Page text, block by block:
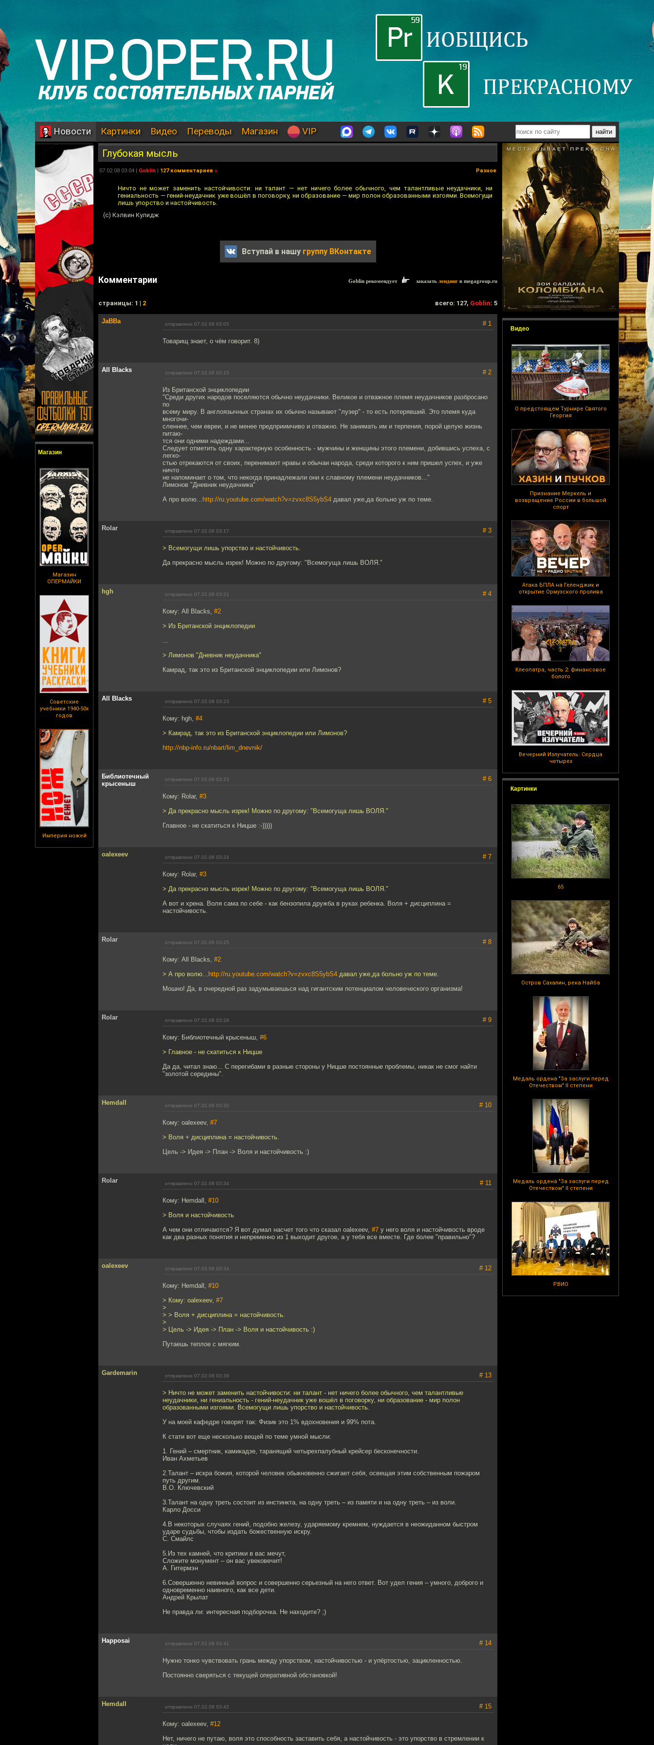
Новости Картинки Видео Переводы Магазин VIP
Магазин
Магазин
ОПЕРМАЙКИ
Советские
учебники 1940-50х
годов
Империя ножей
Видео
О предстоящем Турнире Святого
Георгия
Признание Меркель и
возвращение России в большой
спорт
Атака БПЛА на Геленджик и
открытие Ормузского пролива
Клеопатра, часть 2: финансовое
болото
Вечерний Излучатель: Сердца
четырех
Картинки
65
Остров Сахалин, река Найба
Медаль ордена "За заслуги перед
Отечеством" II степени
Медаль ордена "За заслуги перед
Отечеством" II степени
РВИО
Глубокая мысль
07.02.08 03:04 | Goblin | 127 комментариев » Разное
Ничто не может заменить настойчивости: ни талант — нет ничего более обычного, чем талантливые неудачники, ни
гениальность — гений-неудачник уже вошёл в поговорку, ни образование — мир полон образованными изгоями. Всемогущи
лишь упорство и настойчивость.
(с) Кэлвин Кулидж
Вступай в нашу группу ВКонтакте
Комментарии Goblin рекомендует заказать лендинг в megagroup.ru
cтраницы: 1 | 2 всего: 127, Goblin: 5
JaBBa отправлено 07.02.08 03:05 # 1
Товарищ знает, о чём говорит. 8)
All Blacks отправлено 07.02.08 03:15 # 2
Из Британской энциклопедии
"Среди других народов поселяются обычно неудачники. Великое и отважное племя неудачников разбросано
по
всему миру. В англоязычных странах их обычно называют "лузер" - то есть потерявший. Это племя куда
многочи-
сленнее, чем евреи, и не менее предприимчиво и отважно. Не занимать им и терпения, порой целую жизнь
питаю-
тся они одними надеждами...
Следует отметить одну характерную особенность - мужчины и женщины этого племени, добившись успеха, с
легко-
стью отрекаются от своих, перенимают нравы и обычаи народа, среди которого к ним пришел успех, и уже
ничто
не напоминает о том, что некогда принадлежали они к славному племени неудачников..."
Лимонов "Дневник неудачника"
А про волю... http://ru.youtube.com/watch?v=zvxc8S5ybS4 давал уже,да больно уж по теме.
Rolar отправлено 07.02.08 03:17 # 3
> Всемогущи лишь упорство и настойчивость.
Да прекрасно мысль изрек! Можно по другому: "Всемогуща лишь ВОЛЯ."
hgh отправлено 07.02.08 03:21 # 4
Кому: All Blacks, #2
> Из Британской энциклопедии
...
> Лимонов "Дневник неудачника"
Камрад, так это из Британской энциклопедии или Лимонов?
All Blacks отправлено 07.02.08 03:23 # 5
Кому: hgh, #4
> Камрад, так это из Британской энциклопедии или Лимонов?
http://nbp-info.ru/nbart/lim_dnevnik/
Библиотечный
крысеныш
отправлено 07.02.08 03:23 # 6
Кому: Rolar, #3
> Да прекрасно мысль изрек! Можно по другому: "Всемогуща лишь ВОЛЯ."
Главное - не скатиться к Ницше :-)))))
oalexeev отправлено 07.02.08 03:24 # 7
Кому: Rolar, #3
> Да прекрасно мысль изрек! Можно по другому: "Всемогуща лишь ВОЛЯ."
А вот и хрена. Воля сама по себе - как бензопила дружба в руках ребенка. Воля + дисциплина =
настойчивость.
Rolar отправлено 07.02.08 03:25 # 8
Кому: All Blacks, #2
> А про волю... http://ru.youtube.com/watch?v=zvxc8S5ybS4 давал уже,да больно уж по теме.
Мошно! Да, в очередной раз задумываешься над гигантским потенциалом человеческого организма!
Rolar отправлено 07.02.08 03:28 # 9
Кому: Библиотечный крысеныш, #6
> Главное - не скатиться к Ницше
Да да, читал знаю... С перегибами в разные стороны у Ницше постоянные проблемы, никак не смог найти
"золотой середины".
Hemdall отправлено 07.02.08 03:30 # 10
Кому: oalexeev, #7
> Воля + дисциплина = настойчивость.
Цель -> Идея -> План -> Воля и настойчивость :)
Rolar отправлено 07.02.08 03:34 # 11
Кому: Hemdall, #10
> Воля и настойчивость
А чем они отличаются? Я вот думал насчет того что сказал oalexeev, #7 у него воля и настойчивость вроде
как два разных понятия и непременно из 1 выходит другое, а у тебя все вместе. Где более "правильно"?
oalexeev отправлено 07.02.08 03:34 # 12
Кому: Hemdall, #10
> Кому: oalexeev, #7
>
> > Воля + дисциплина = настойчивость.
>
> Цель -> Идея -> План -> Воля и настойчивость :)
Путаешь теплое с мягким.
Gardemarin отправлено 07.02.08 03:39 # 13
> Ничто не может заменить настойчивости: ни талант - нет ничего более обычного, чем талантливые
неудачники, ни гениальность - гений-неудачник уже вошёл в поговорку, ни образование - мир полон
образованными изгоями. Всемогущи лишь упорство и настойчивость.
У на моей кафедре говорят так: Физик это 1% вдохновения и 99% пота.
К стати вот еще несколько вещей по теме умной мысли:
1. Гений – смертник, камикадзе, таранящий четырехпалубный крейсер бесконечности.
Иван Ахметьев
2.Талант – искра божия, которой человек обыкновенно сжигает себя, освещая этим собственным пожаром
путь другим.
В.О. Ключевский
3.Талант на одну треть состоит из инстинкта, на одну треть – из памяти и на одну треть – из воли.
Карло Досси
4.В некоторых случаях гений, подобно железу, ударяемому кремнем, нуждается в неожиданном быстром
ударе судьбы, чтобы издать божественную искру.
С. Смайлс
5.Из тех камней, что критики в вас мечут,
Сложите монумент – он вас увековечит!
А. Гитермэн
6.Совершенно невинный вопрос и совершенно серьезный на него ответ. Вот удел гения – умного, доброго и
одновременно наивного, как все дети.
Андрей Крылат
Не правда ли: интересная подборочка. Не находите? ;)
Happosai отправлено 07.02.08 03:41 # 14
Нужно тонко чувствовать грань между упорством, настойчивостью - и упёртостью, зацикленностью.
Постоянно сверяться с текущей оперативной обстановкой!
Hemdall отправлено 07.02.08 03:42 # 15
Кому: oalexeev, #12
Нет, ничего не путаю, воля это способность заставить себя, а настойчивость - это упорство в стремлении к